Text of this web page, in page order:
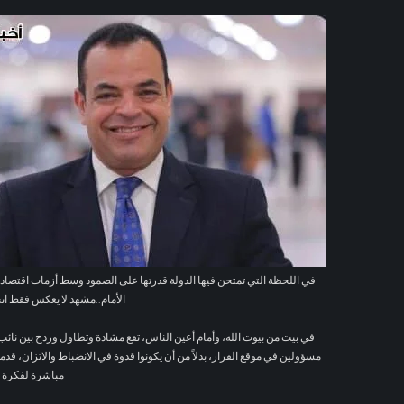
ليفربول8 ساعات ago
للمرة
بمشاركة حمزة عبد الكريم.. 10 ساعات ago
10 ساعات ago
توفيق عبد10 ساعات ago
في ذكرى
عشاء وتبادل قمصان..11 ساعة ago
يجب 11 ساعة ago
سعيد11 ساعة ago
بعد تألقه11 ساعة ago
في اللحظة التي تمتحن فيها الدولة قدرتها على الصمود وسط أزمات
الأمام..مشهد لا يعكس فقط
في بيت من بيوت الله، وأمام أعين الناس، تقع مشادة وتطاول وردح بين
مسؤولين في موقع القرار، بدلاً من أن يكونوا قدوة في الانضباط والاتزان،
مباشرة لفكرة